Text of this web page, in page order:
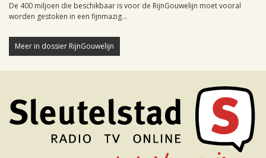
De 400 miljoen die beschikbaar is voor de RijnGouwelijn moet vooral
worden gestoken in een fijnmazig...
Meer in dossier RijnGouwelijn